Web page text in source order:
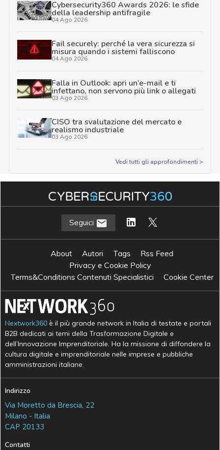
Cybersecurity360 Awards 2026: le sfide
della leadership antifragile
04 Ago 2026
Fail securely: perché la vera sicurezza si
misura quando i sistemi falliscono
04 Ago 2026
Falla in Outlook: apri un’e-mail e ti
infettano, non servono più link o allegati
03 Ago 2026
CISO tra svalutazione del mercato e
realismo industriale
03 Ago 2026
Vedi tutti gli approfondimenti >
Seguici
About Autori Tags
Rss Feed
Privacy e Cookie Policy
Terms&Conditions Contenuti Specialistici
Cookie Center
Nextwork360 è il più grande network in Italia di testate e portali
B2B dedicati ai temi della Trasformazione Digitale e
dell’Innovazione Imprenditoriale. Ha la missione di diffondere la
cultura digitale e imprenditoriale nelle imprese e pubbliche
amministrazioni italiane.
Indirizzo
Via Moretto da Brescia, 22
Milano - Italia
CAP 20133
Contatti